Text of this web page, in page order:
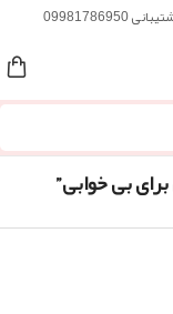
بی خوابی”